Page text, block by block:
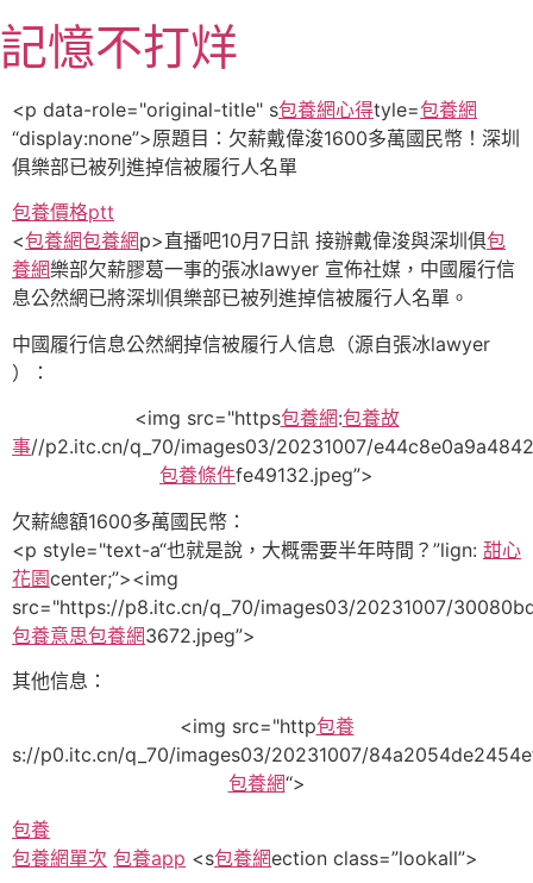
至
主
內
容
記憶不打烊
<p data-role="original-title" s包養網心得tyle=包養網
“display:none”>原題目：欠薪戴偉浚1600多萬國民幣！深圳
俱樂部已被列進掉信被履行人名單
包養價格ptt
<包養網包養網p>直播吧10月7日訊 接辦戴偉浚與深圳俱包
養網樂部欠薪膠葛一事的張冰lawyer 宣佈社媒，中國履行信
息公然網已將深圳俱樂部已被列進掉信被履行人名單。
中國履行信息公然網掉信被履行人信息（源自張冰lawyer
）：
<img src="https包養網:包養故
事//p2.itc.cn/q_70/images03/20231007/
包養條件fe49132.jpeg”>
欠薪總額1600多萬國民幣：
<p style="text-a“也就是說，大概需要半年時間？”lign: 甜心
花園center;”><img
src="https://p8.itc.cn/q_70/images03/20231007/
包養意思包養網3672.jpeg”>
其他信息：
<img src="http包養
s://p0.itc.cn/q_70/images03/20231007/
包養網“>
包養
包養網單次 包養app <s包養網ection class=”lookall”>